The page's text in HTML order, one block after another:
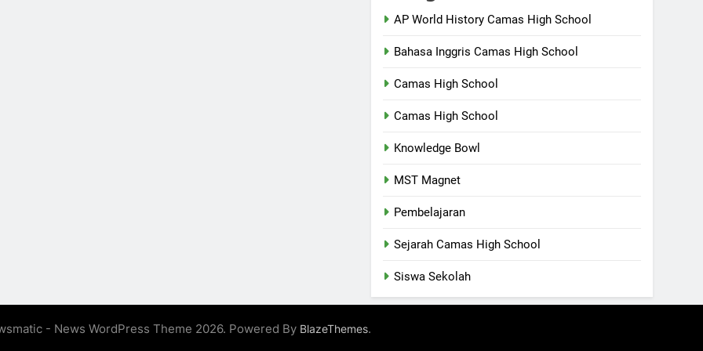
AP World History Camas High School
Bahasa Inggris Camas High School
Camas High School
Camas High School
Knowledge Bowl
MST Magnet
Pembelajaran
Sejarah Camas High School
Siswa Sekolah
- News WordPress Theme 2026. Powered By BlazeThemes.